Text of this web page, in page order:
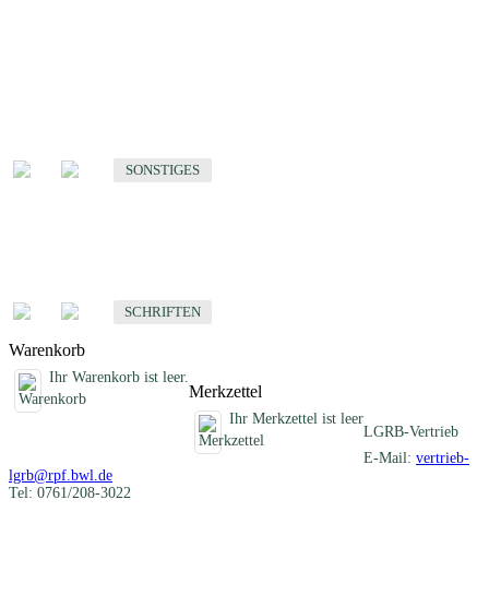
SONSTIGES
SCHRIFTEN
Warenkorb
Ihr Warenkorb ist leer.
Merkzettel
Ihr Merkzettel ist leer
LGRB-Vertrieb
E-Mail: vertrieb-
lgrb@rpf.bwl.de
Tel: 0761/208-3022